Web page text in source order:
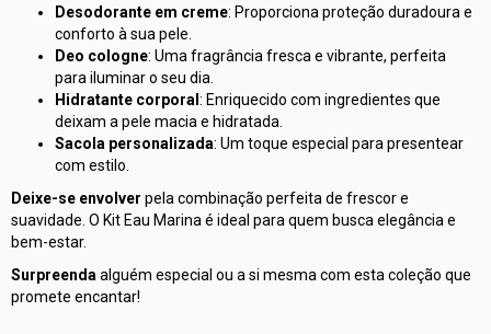
Desodorante em creme: Proporciona proteção duradoura e
conforto à sua pele.
Deo cologne: Uma fragrância fresca e vibrante, perfeita
para iluminar o seu dia.
Hidratante corporal : Enriquecido com ingredientes que
deixam a pele macia e hidratada.
Sacola personalizada: Um toque especial para presentear
com estilo.
Deixe-se envolver pela combinação perfeita de frescor e
suavidade. O Kit Eau Marina é ideal para quem busca elegância e
bem-estar.
Surpreenda alguém especial ou a si mesma com esta coleção que
promete encantar!